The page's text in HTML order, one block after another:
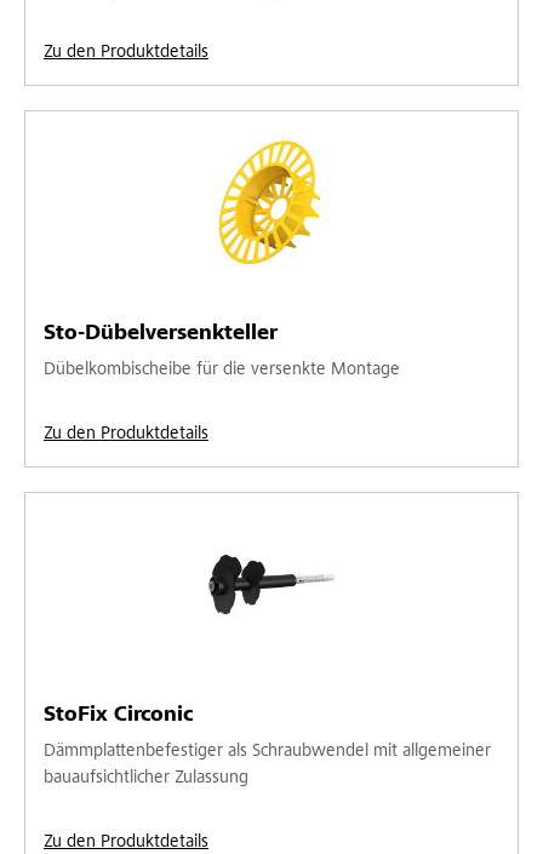
Zu den Produktdetails
Sto-Dübelversenkteller
Dübelkombischeibe für die versenkte Montage
Zu den Produktdetails
StoFix Circonic
Dämmplattenbefestiger als Schraubwendel mit allgemeiner
bauaufsichtlicher Zulassung
Zu den Produktdetails